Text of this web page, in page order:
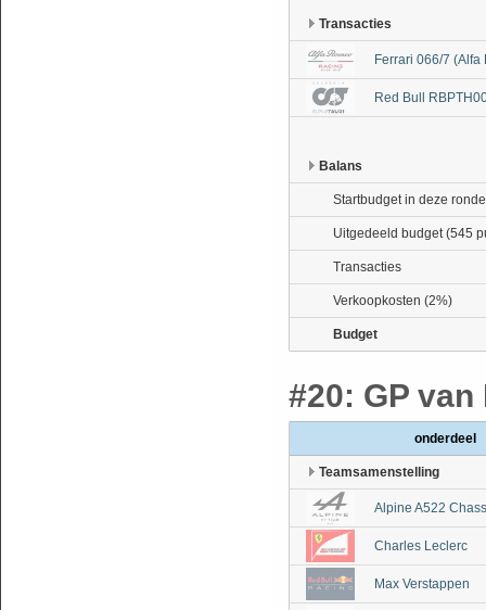
Transacties
Ferrari 066/7 (Alfa
Red Bull
Balans
Startbudget in deze ronde
Uitgedeeld budget (545
Transacties
Verkoopkosten (2%)
Budget
#20: GP
onderdeel
Teamsamenstelling
Alpine A522
Charles Leclerc
Max Verstappen